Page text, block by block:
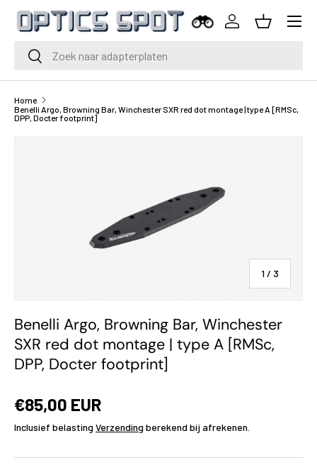
Ga naar inhoud
Zoeken
Zoeken
InloggenMand
Menu
Home
Benelli Argo, Browning Bar, Winchester SXR red dot montage | type A [RMSc,
DPP, Docter footprint]
1/ van
3
Benelli Argo, Browning Bar, Winchester
SXR red dot montage | type A [RMSc,
DPP, Docter footprint]
€85,00 EUR
Inclusief belasting Verzending berekend bij afrekenen.